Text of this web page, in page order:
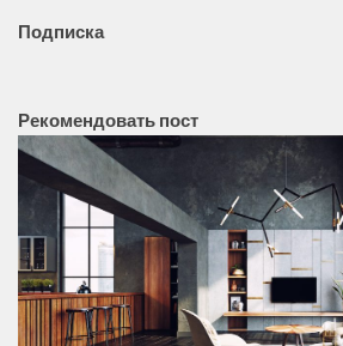
Подписка
Рекомендовать пост